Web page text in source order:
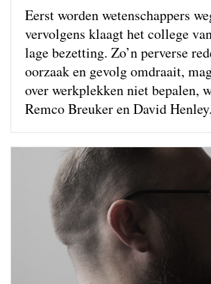
Eerst worden wetenschappers
vervolgens klaagt het college
lage bezetting. Zo’n perverse
oorzaak en gevolg omdraait,
over werkplekken niet bepalen,
Remco Breuker en David Henley.